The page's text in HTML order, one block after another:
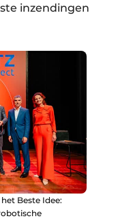
inzendingen
Beste Idee: